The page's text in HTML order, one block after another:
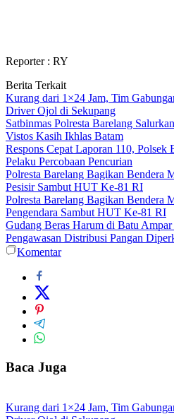
Reporter : RY
Berita Terkait
Kurang dari 1×24 Jam, Tim
Driver Ojol di Sekupang
Satbinmas Polresta Barelang
Vistos Kasih Ikhlas Batam
Respons Cepat Laporan 110,
Pelaku Percobaan Pencurian
Polresta Barelang Bagikan Bendera
Pesisir Sambut HUT Ke-81 RI
Polresta Barelang Bagikan Bendera
Pengendara Sambut HUT Ke-81 RI
Gudang Beras Harum di Batu
Pengawasan Distribusi Pangan
Komentar
Baca Juga
Kurang dari 1×24 Jam, Tim